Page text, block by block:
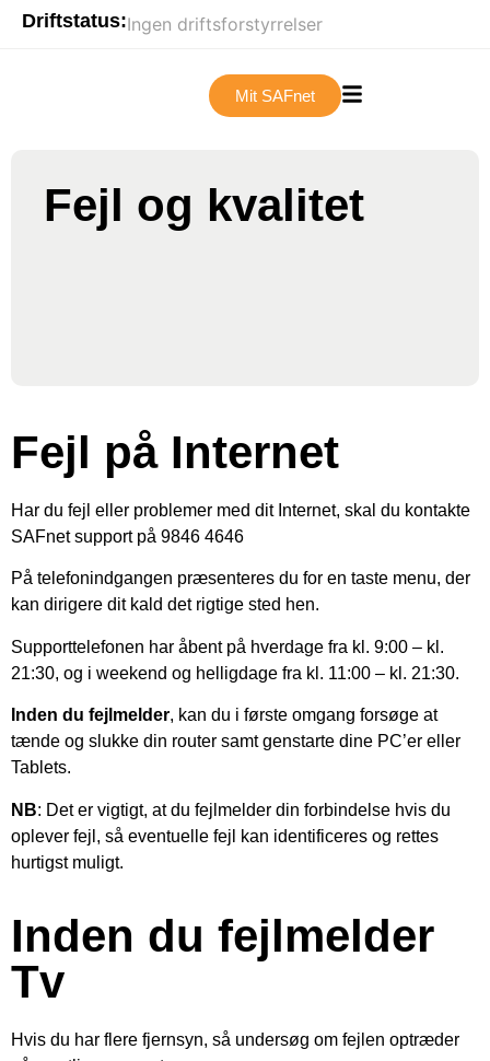
Driftstatus:Ingen driftsforstyrrelser
Mit SAFnet
Fejl og kvalitet
Fejl på Internet
Har du fejl eller problemer med dit Internet, skal du kontakte
SAFnet support på 9846 4646
På telefonindgangen præsenteres du for en taste menu, der
kan dirigere dit kald det rigtige sted hen.
Supporttelefonen har åbent på hverdage fra kl. 9:00 – kl.
21:30, og i weekend og helligdage fra kl. 11:00 – kl. 21:30.
Inden du fejlmelder, kan du i første omgang forsøge at
tænde og slukke din router samt genstarte dine PC’er eller
Tablets.
NB: Det er vigtigt, at du fejlmelder din forbindelse hvis du
oplever fejl, så eventuelle fejl kan identificeres og rettes
hurtigst muligt.
Inden du fejlmelder
Tv
Hvis du har flere fjernsyn, så undersøg om fejlen optræder